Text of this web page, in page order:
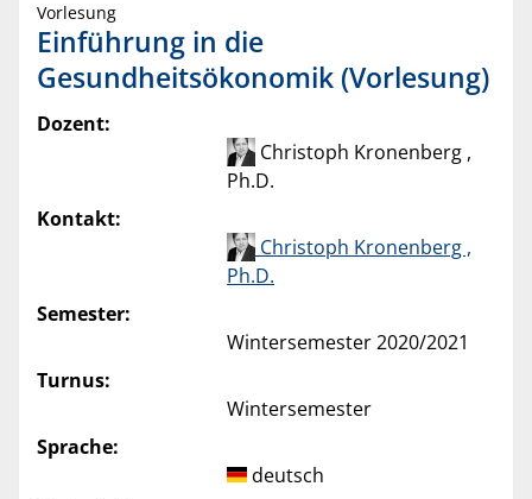
Vorlesung
Einführung in die
Gesundheitsökonomik (Vorlesung)
Dozent:
Christoph Kronenberg ,
Ph.D.
Kontakt:
Christoph Kronenberg ,
Ph.D.
Semester:
Wintersemester 2020/2021
Turnus:
Wintersemester
Sprache:
deutsch